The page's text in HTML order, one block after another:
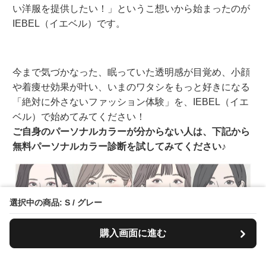
選択中の商品: S / グレー
購入画面に進む
い洋服を提供したい！」というこ想いから始まったのが
IEBEL（イエベル）です。
今まで気づかなった、眠っていた透明感が目覚め、小顔
や着痩せ効果が叶い、いまのワタシをもっと好きになる
「絶対に外さないファッション体験」を、IEBEL（イエ
ベル）で始めてみてください！
ご自身のパーソナルカラーが分からない人は、下記から
無料パーソナルカラー診断を試してみてください♪